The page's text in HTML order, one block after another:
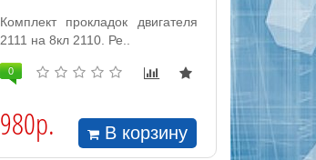
Комплект прокладок двигателя
2111 на 8кл 2110. Ре..
0
980р. В корзину